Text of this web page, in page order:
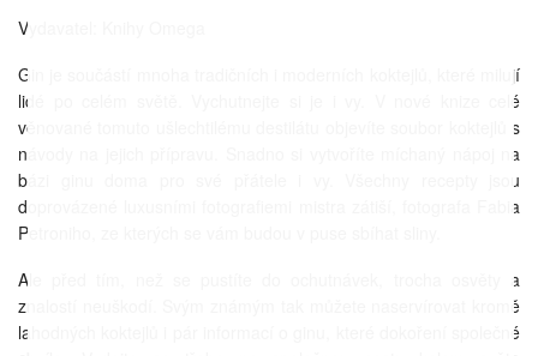
Vydavatel: Knihy Omega
Gin je součástí mnoha tradičních i moderních koktejlů, které milují
lidé po celém světě. Vychutnejte si je i vy. V nové knize celé
věnované tomuto ušlechtilému destilátu objevíte soubor koktejlů s
návody na jejich přípravu. Snadno si vytvoříte míchaný nápoj na
bázi ginu doma pro své přátele i vy. Všechny recepty jsou
doprovázené luxusními fotografiemi mistra zátiší, fotografa Fabia
Petroniho, ze kterých se vám budou v puse sbíhat sliny.
Ale před tím, než se pustíte do ochutnávek, trocha osvěty a
znalostí neuškodí. Svým známým tak můžete naservírovat kromě
lahodných koktejlů i pár informací o ginu, které dokoření společné